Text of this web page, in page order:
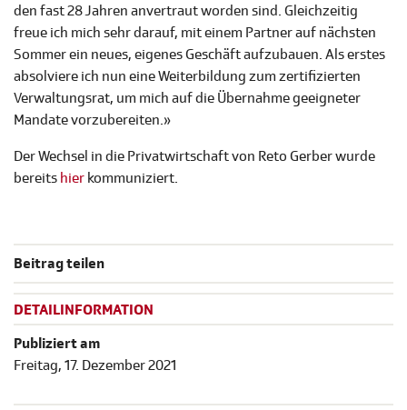
den fast 28 Jahren anvertraut worden sind. Gleichzeitig
freue ich mich sehr darauf, mit einem Partner auf nächsten
Sommer ein neues, eigenes Geschäft aufzubauen. Als erstes
absolviere ich nun eine Weiterbildung zum zertifizierten
Verwaltungsrat, um mich auf die Übernahme geeigneter
Mandate vorzubereiten.»
Der Wechsel in die Privatwirtschaft von Reto Gerber wurde
bereits hier kommuniziert.
Beitrag teilen
DETAILINFORMATION
Publiziert am
Freitag, 17. Dezember 2021